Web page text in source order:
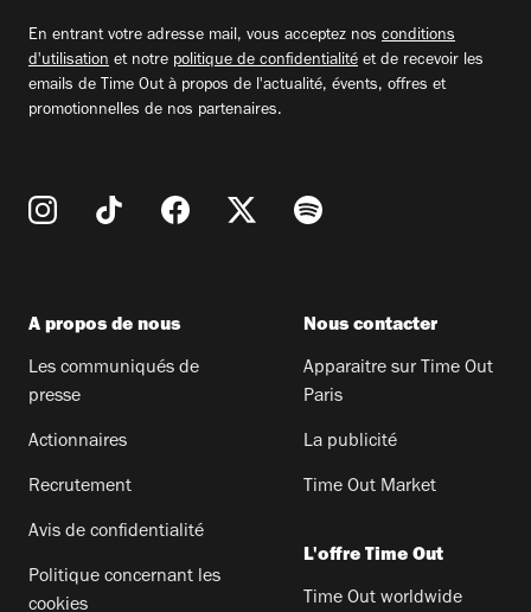
En entrant votre adresse mail, vous acceptez nos conditions
d'utilisation et notre politique de confidentialité et de recevoir les
emails de Time Out à propos de l'actualité, évents, offres et
promotionnelles de nos partenaires.
A propos de nous
Les communiqués de
presse
Actionnaires
Recrutement
Avis de confidentialité
Politique concernant les
cookies
Nous contacter
Apparaitre sur Time Out
Paris
La publicité
Time Out Market
L'offre Time Out
Time Out worldwide